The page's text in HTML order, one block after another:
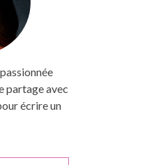
partage avec
écrire un